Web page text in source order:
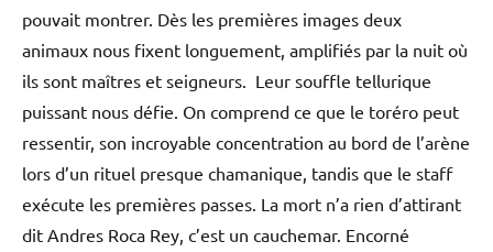
pouvait montrer. Dès les premières images deux
animaux nous fixent longuement, amplifiés par la nuit où
ils sont maîtres et seigneurs. Leur souffle tellurique
puissant nous défie. On comprend ce que le toréro peut
ressentir, son incroyable concentration au bord de l’arène
lors d’un rituel presque chamanique, tandis que le staff
exécute les premières passes. La mort n’a rien d’attirant
dit Andres Roca Rey, c’est un cauchemar. Encorné